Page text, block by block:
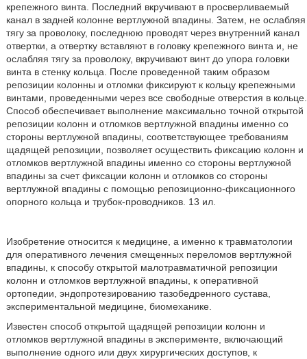
крепежного винта. Последний вкручивают в просверливаемый
канал в задней колонне вертлужной впадины. Затем, не ослабляя
тягу за проволоку, последнюю проводят через внутренний канал
отвертки, а отвертку вставляют в головку крепежного винта и, не
ослабляя тягу за проволоку, вкручивают винт до упора головки
винта в стенку кольца. После проведенной таким образом
репозиции колонны и отломки фиксируют к кольцу крепежными
винтами, проведенными через все свободные отверстия в кольце.
Способ обеспечивает выполнение максимально точной открытой
репозиции колонн и отломков вертлужной впадины именно со
стороны вертлужной впадины, соответствующее требованиям
щадящей репозиции, позволяет осуществить фиксацию колонн и
отломков вертлужной впадины именно со стороны вертлужной
впадины за счет фиксации колонн и отломков со стороны
вертлужной впадины с помощью репозиционно-фиксационного
опорного кольца и трубок-проводников. 13 ил.
Изобретение относится к медицине, а именно к травматологии
для оперативного лечения смещенных переломов вертлужной
впадины, к способу открытой малотравматичной репозиции
колонн и отломков вертлужной впадины, к оперативной
ортопедии, эндопротезированию тазобедренного сустава,
экспериментальной медицине, биомеханике.
Известен способ открытой щадящей репозиции колонн и
отломков вертлужной впадины в эксперименте, включающий
выполнение одного или двух хирургических доступов, к